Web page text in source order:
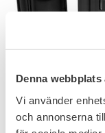
Denna
Vi använder
och annonserna
Mil-Tec Vikbar
Metall 10x25
Förvaringsväska i